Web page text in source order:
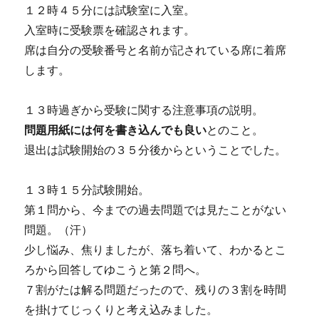
１２時４５分には試験室に入室。
入室時に受験票を確認されます。
席は自分の受験番号と名前が記されている席に着席
します。
１３時過ぎから受験に関する注意事項の説明。
問題用紙には何を書き込んでも良いとのこと。
退出は試験開始の３５分後からということでした。
１３時１５分試験開始。
第１問から、今までの過去問題では見たことがない
問題。（汗）
少し悩み、焦りましたが、落ち着いて、わかるとこ
ろから回答してゆこうと第２問へ。
７割がたは解る問題だったので、残りの３割を時間
を掛けてじっくりと考え込みました。